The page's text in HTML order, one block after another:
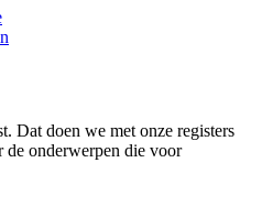
Dat doen we met onze registers
de onderwerpen die voor